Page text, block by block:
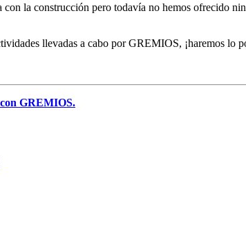
con la construcción pero todavía no hemos ofrecido
llevadas a cabo por GREMIOS, ¡haremos lo
GREMIOS.